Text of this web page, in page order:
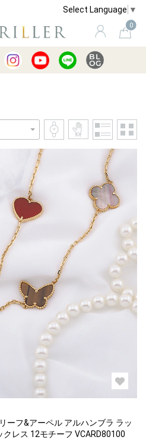
Select Language ▼
0
ピングガイド 買取
ーフ&アーペル アルハンブラ ラッ
レス 12モチーフ VCARD80100